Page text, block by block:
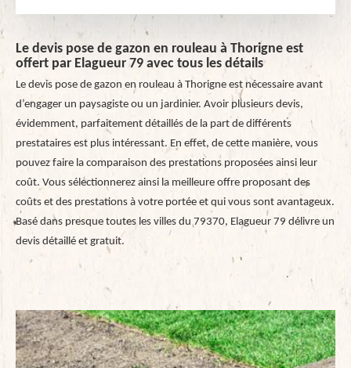
Le devis pose de gazon en rouleau à Thorigne est
offert par Elagueur 79 avec tous les détails
Le devis pose de gazon en rouleau à Thorigne est nécessaire avant
d’engager un paysagiste ou un jardinier. Avoir plusieurs devis,
évidemment, parfaitement détaillés de la part de différents
prestataires est plus intéressant. En effet, de cette manière, vous
pouvez faire la comparaison des prestations proposées ainsi leur
coût. Vous sélectionnerez ainsi la meilleure offre proposant des
coûts et des prestations à votre portée et qui vous sont avantageux.
Basé dans presque toutes les villes du 79370, Elagueur 79 délivre un
devis détaillé et gratuit.